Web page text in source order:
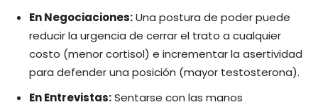
En Negociaciones:Una postura de poder puede
reducir la urgencia de cerrar el trato a cualquier
costo (menor cortisol) e incrementar la asertividad
para defender una posición (mayor testosterona).
En Entrevistas:Sentarse con las manos